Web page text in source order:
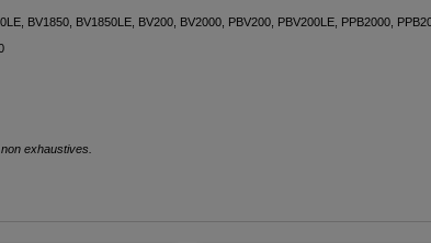
BV1850, BV1850LE, BV200, BV2000, PBV200, PBV200LE, PPB2000,
exhaustives.